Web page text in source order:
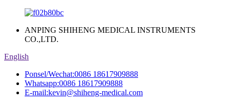
ANPING SHIHENG MEDICAL INSTRUMENTS
CO.,LTD.
English
Ponsel/Wechat:0086 18617909888
Whatsapp:0086 18617909888
E-mail:kevin@shiheng-medical.com